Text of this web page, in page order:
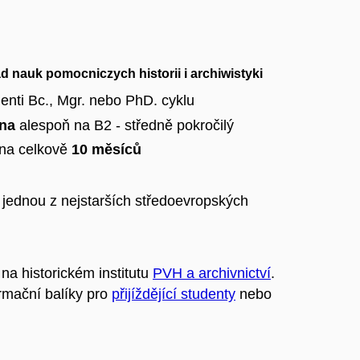
nauk pomocniczych historii i archiwistyki
Bc., Mgr. nebo PhD. cyklu
alespoň na B2 - středně pokročilý
celkově 10 měsíců
z nejstarších středoevropských
historickém institutu PVH a archivnictví.
balíky pro přijíždějící studenty nebo